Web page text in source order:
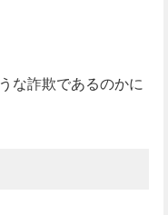
な詐欺であるのかに